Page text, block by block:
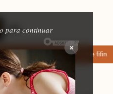
para continuar
×
fotos e vídeos Microfone fifine